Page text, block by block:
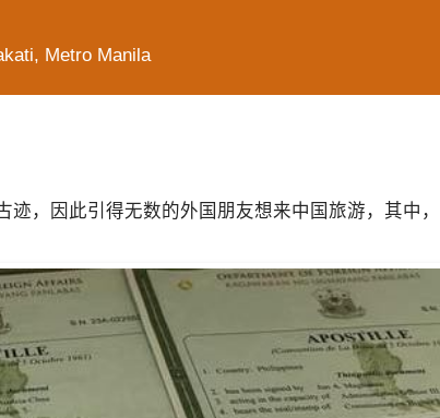
Metro Manila
，因此引得无数的外国朋友想来中国旅游，其中